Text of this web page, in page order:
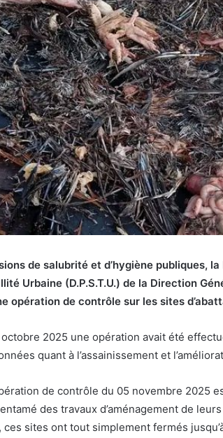
de salubrité et d’hygiène publiques,
Urbaine (D.P.S.T.U.) de la Direction
opération de contrôle sur les sites
2025 une opération avait été
quant à l’assainissement et
de contrôle du 05 novembre 2025
des travaux d’aménagement de
sites ont tout simplement fermés